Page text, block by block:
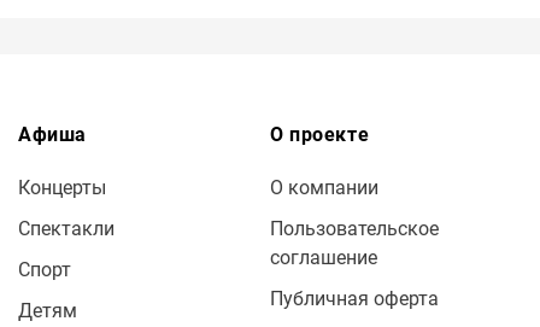
Афиша
Концерты
Спектакли
Спорт
Детям
О проекте
О компании
Пользовательское
соглашение
Публичная оферта